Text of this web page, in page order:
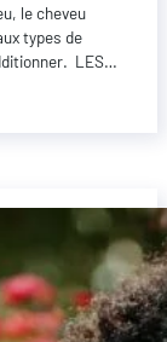
le cheveu
types de
LES…